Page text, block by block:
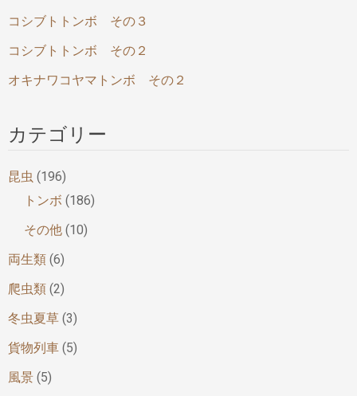
コシブトトンボ その３
コシブトトンボ その２
オキナワコヤマトンボ その２
カテゴリー
昆虫 (196)
トンボ (186)
その他 (10)
両生類 (6)
爬虫類 (2)
冬虫夏草 (3)
貨物列車 (5)
風景 (5)